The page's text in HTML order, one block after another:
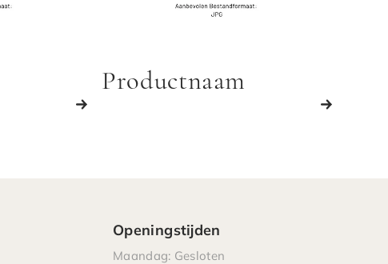
Productnaam
Openingstijden
Maandag: Gesloten